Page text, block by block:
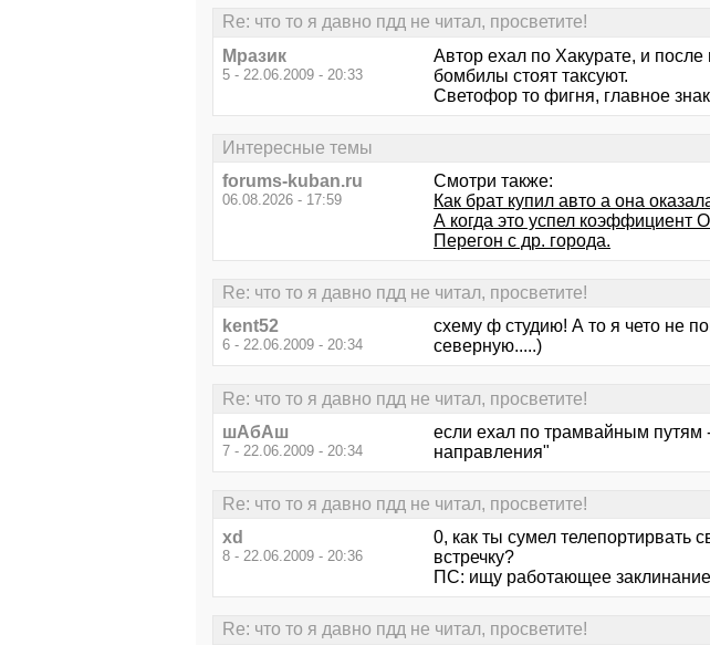
Re: что то я давно пдд не читал, просветите!
Mpaзик
5 - 22.06.2009 - 20:33
Автор ехал по Хакурате, и
бомбилы стоят таксуют.
Светофор то фигня, главное
Интересные темы
forums-kuban.ru
06.08.2026 - 17:59
Смотри также:
Как брат купил авто а она
А когда это успел коэффициент
Перегон с др. города.
Re: что то я давно пдд не читал, просветите!
kent52
6 - 22.06.2009 - 20:34
схему ф студию! А то я чето не
северную.....)
Re: что то я давно пдд не читал, просветите!
шАбАш
7 - 22.06.2009 - 20:34
если ехал по трамвайным
направления"
Re: что то я давно пдд не читал, просветите!
xd
8 - 22.06.2009 - 20:36
0, как ты сумел телепортирвать
встречку?
ПС: ищу работающее заклинание
Re: что то я давно пдд не читал, просветите!